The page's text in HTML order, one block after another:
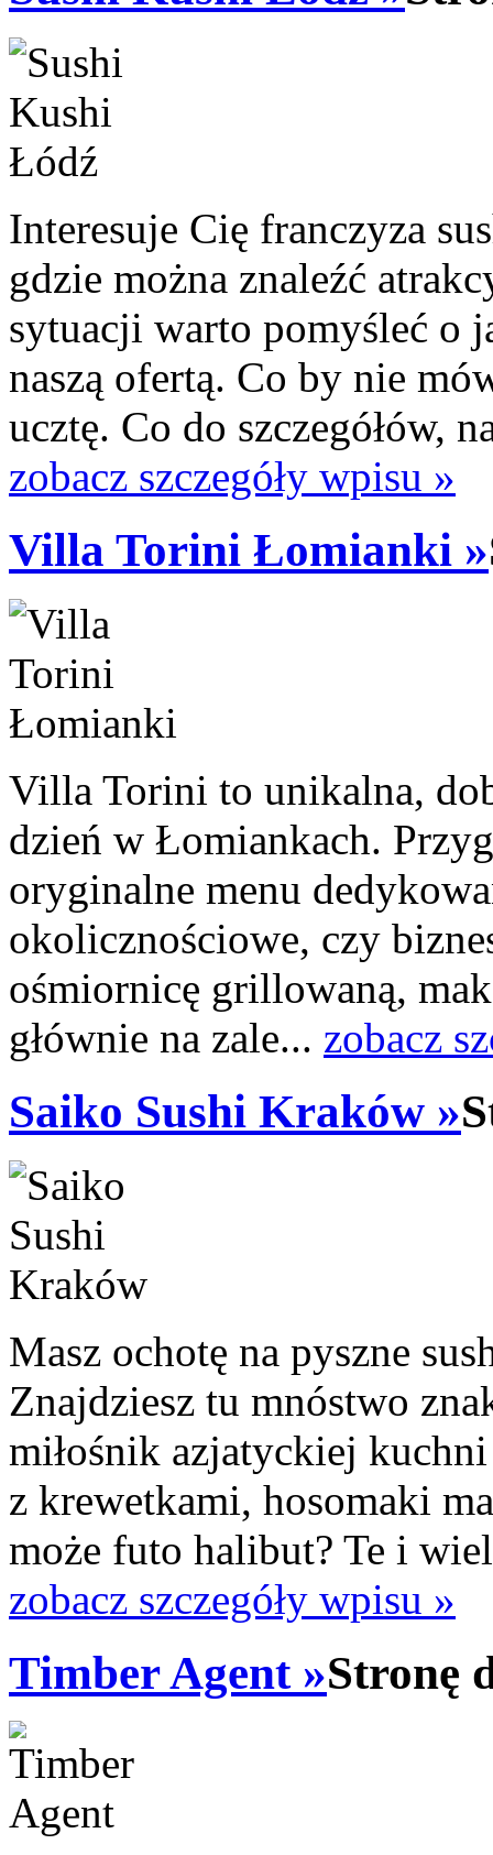
Interesuje Cię franczyza
gdzie można znaleźć
sytuacji warto pomyśleć o
naszą ofertą. Co by nie
ucztę. Co do szczegółów,
zobacz szczegóły wpisu »
Villa Torini Łomianki »
Villa Torini to unikalna,
dzień w Łomiankach.
oryginalne menu
okolicznościowe, czy
ośmiornicę grillowaną,
głównie na zale... zobacz
Saiko Sushi Kraków »
Masz ochotę na pyszne
Znajdziesz tu mnóstwo
miłośnik azjatyckiej
z krewetkami, hosomaki
może futo halibut? Te i
zobacz szczegóły wpisu »
Timber Agent »Stronę